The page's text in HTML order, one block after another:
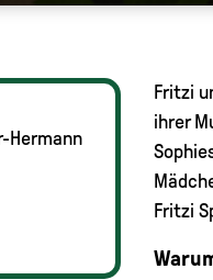
Hermann
Fritzi
ihrer
Fritzi